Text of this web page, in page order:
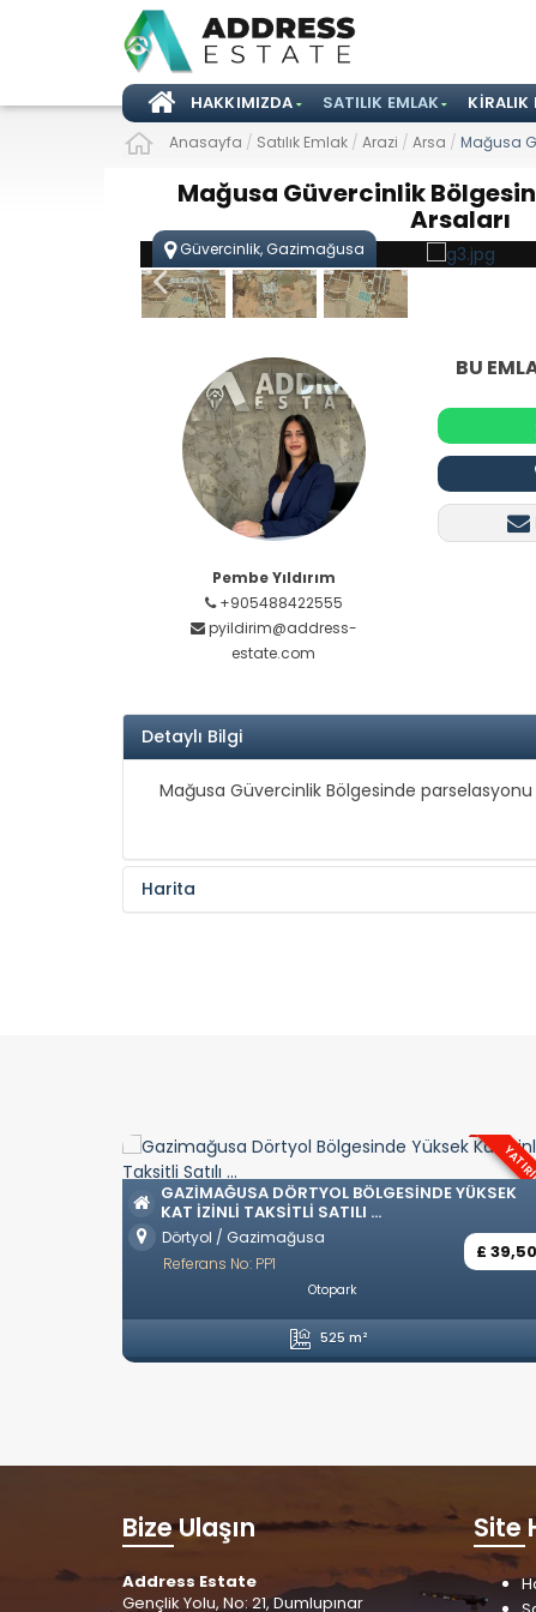
HAKKIMIZDA SATILIK EMLAK KIRALIK
Anasayfa / Satılık Emlak / Arazi / Arsa / Mağusa
Mağusa Güvercinlik
Arsaları
Güvercinlik, Gazimağusa
Pembe Yıldırım
+905488422555
pyildirim@address-
estate.com
BU
Detaylı Bilgi
Mağusa Güvercinlik Bölgesinde parselasyonu
Harita
GAZIMAĞUSA DÖRTYOL BÖLGESINDE YÜKSEK
KAT IZINLI TAKSITLI SATILI ...
Dörtyol / Gazimağusa
£
Referans No: PP1
Otopark
525 m²
Bize Ulaşın
Address Estate
Gençlik Yolu, No: 21, Dumlupınar
Site